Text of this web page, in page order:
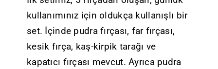
kullanımınız için oldukça kullanışlı bir
set. İçinde pudra fırçası, far fırçası,
kesik fırça, kaş-kirpik tarağı ve
kapatıcı fırçası mevcut. Ayrıca pudra